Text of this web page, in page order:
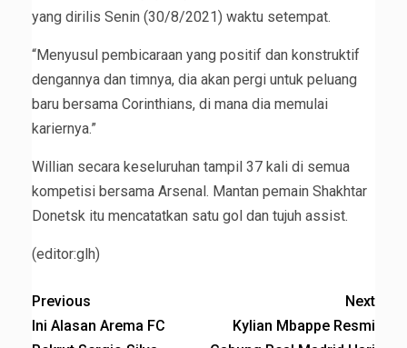
yang dirilis Senin (30/8/2021) waktu setempat.
“Menyusul pembicaraan yang positif dan konstruktif
dengannya dan timnya, dia akan pergi untuk peluang
baru bersama Corinthians, di mana dia memulai
kariernya.”
Willian secara keseluruhan tampil 37 kali di semua
kompetisi bersama Arsenal. Mantan pemain Shakhtar
Donetsk itu mencatatkan satu gol dan tujuh assist.
(editor:glh)
Previous
Ini Alasan Arema FC
Next
Kylian Mbappe Resmi